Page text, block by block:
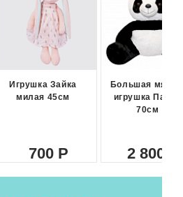
Игрушка Зайка
милая 45см
700
Большая
игрушка Панда
70см
2 800